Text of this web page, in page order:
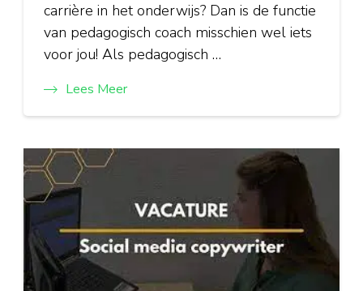
carrière in het onderwijs? Dan is de functie
van pedagogisch coach misschien wel iets
voor jou! Als pedagogisch …
Lees Meer